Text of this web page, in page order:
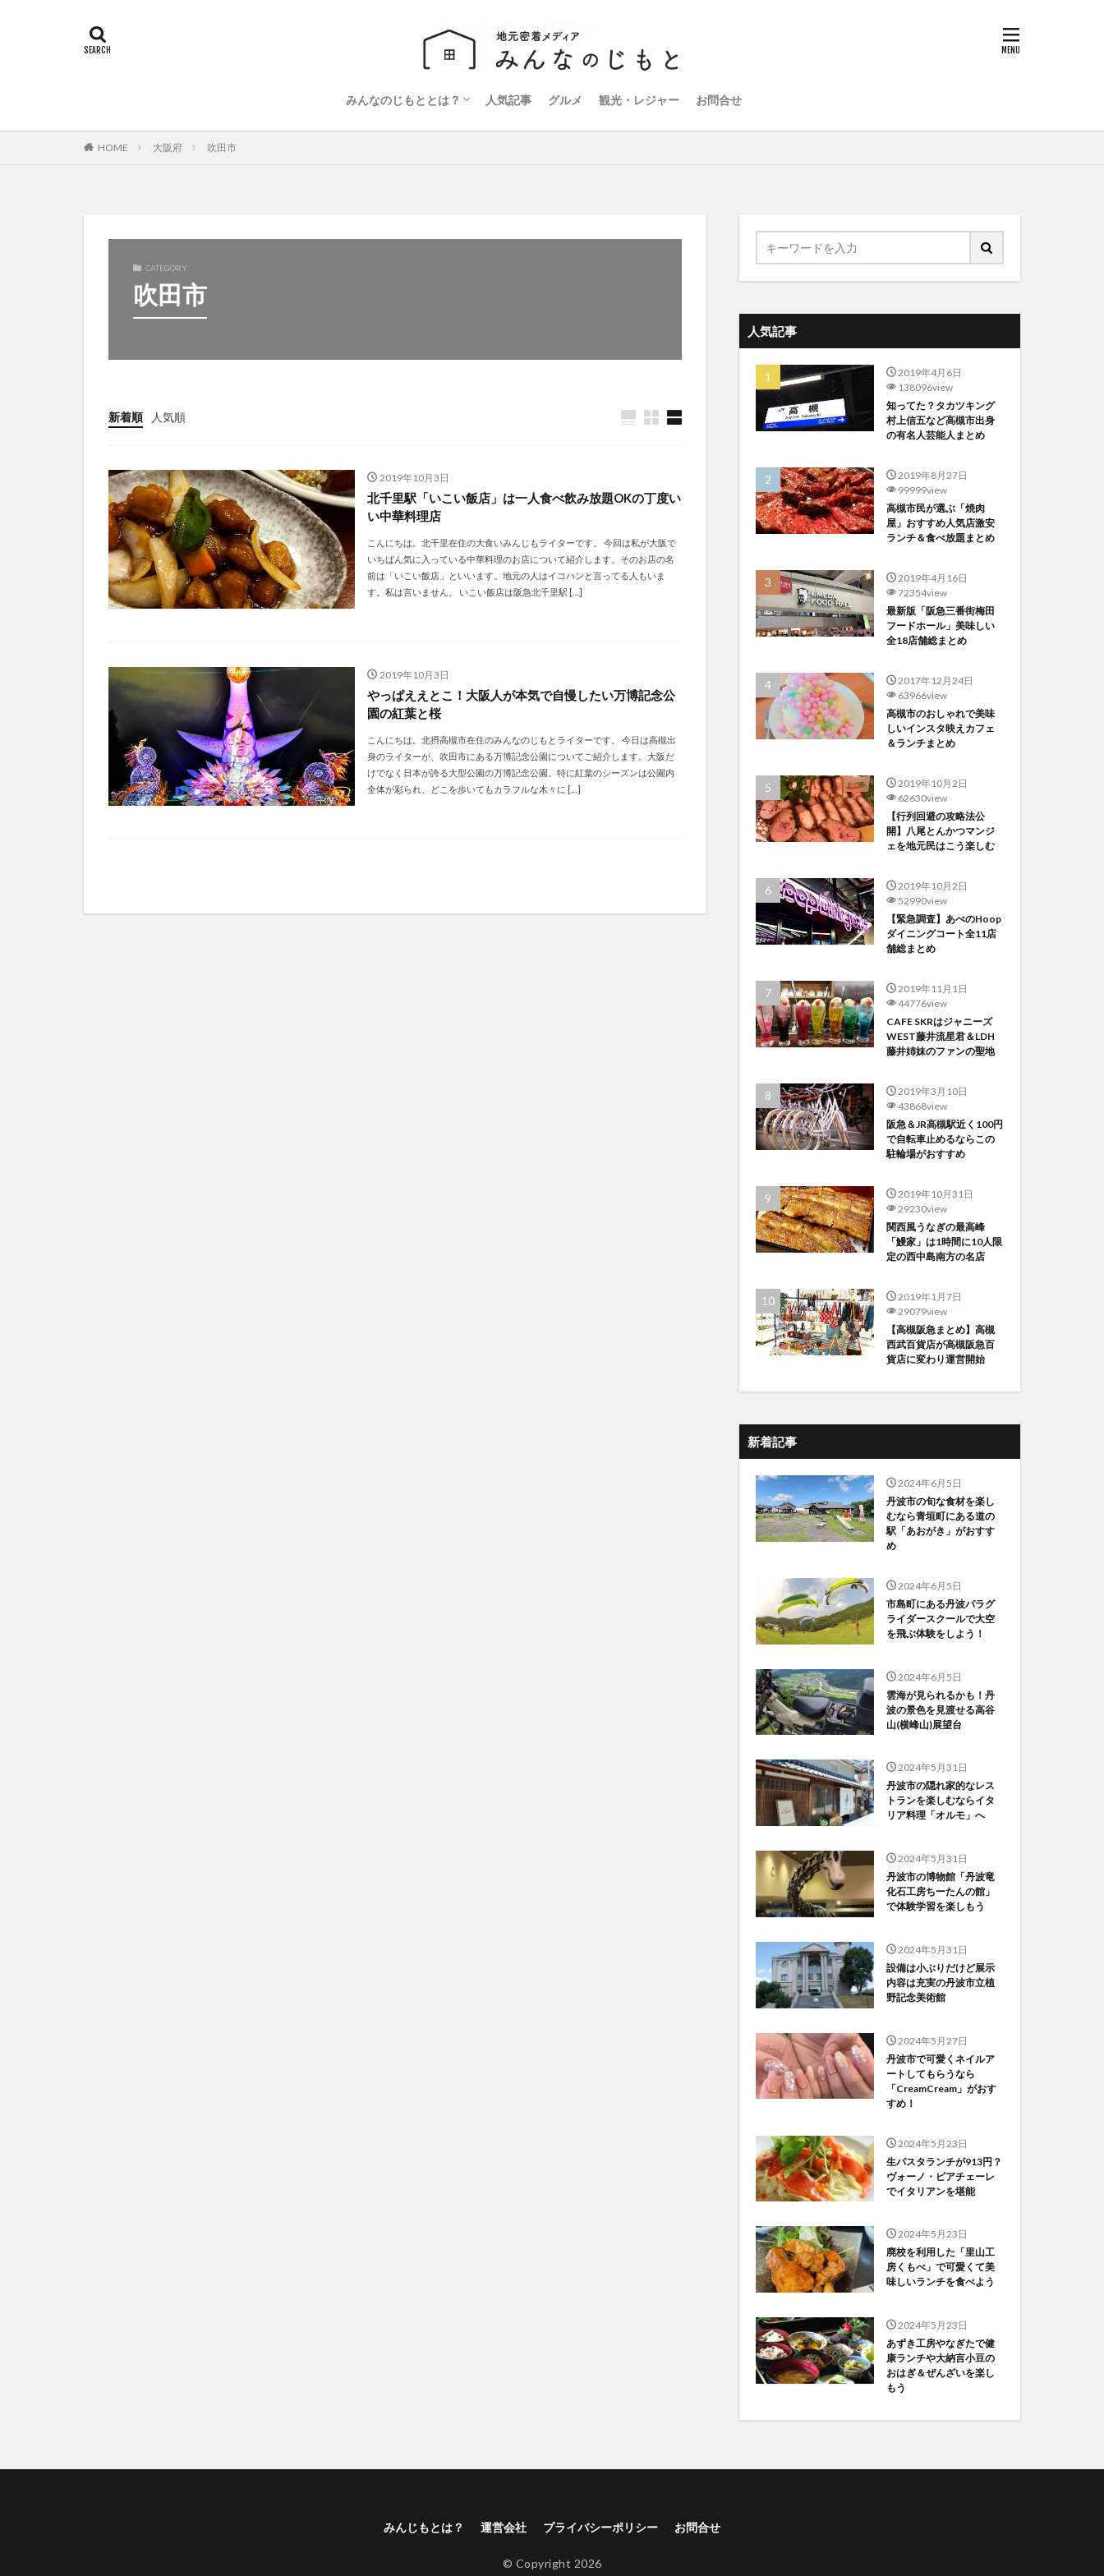
みんなのじもととは？
運営会社
プライバシーポリシー
人気記事 グルメ 観光・レジャー お問合せ
HOME 大阪府 吹田市
CATEGORY
吹田市
新着順 人気順
2019年10月3日
北千里駅「いこい飯店」は一人食べ飲み放題OKの丁度い
い中華料理店
こんにちは。北千里在住の大食いみんじもライターです。 今回は私が大阪で
いちばん気に入っている中華料理のお店について紹介します。そのお店の名
前は「いこい飯店」といいます。地元の人はイコハンと言ってる人もいま
す。私は言いません。 いこい飯店は阪急北千里駅 […]
2019年10月3日
やっぱええとこ！大阪人が本気で自慢したい万博記念公
園の紅葉と桜
こんにちは。北摂高槻市在住のみんなのじもとライターです。 今日は高槻出
身のライターが、吹田市にある万博記念公園についてご紹介します。大阪だ
けでなく日本が誇る大型公園の万博記念公園。特に紅葉のシーズンは公園内
全体が彩られ、どこを歩いてもカラフルな木々に […]
人気記事
2019年4月6日
138096view
知ってた？タカツキング
村上信五など高槻市出身
の有名人芸能人まとめ
2019年8月27日
99999view
高槻市民が選ぶ「焼肉
屋」おすすめ人気店激安
ランチ＆食べ放題まとめ
2019年4月16日
72354view
最新版「阪急三番街梅田
フードホール」美味しい
全18店舗総まとめ
2017年12月24日
63966view
高槻市のおしゃれで美味
しいインスタ映えカフェ
＆ランチまとめ
2019年10月2日
62630view
【行列回避の攻略法公
開】八尾とんかつマンジ
ェを地元民はこう楽しむ
2019年10月2日
52990view
【緊急調査】あべのHoop
ダイニングコート全11店
舗総まとめ
2019年11月1日
44776view
CAFE SKRはジャニーズ
WEST藤井流星君＆LDH
藤井姉妹のファンの聖地
2019年3月10日
43868view
阪急＆JR高槻駅近く100円
で自転車止めるならこの
駐輪場がおすすめ
2019年10月31日
29230view
関西風うなぎの最高峰
「鰻家」は1時間に10人限
定の西中島南方の名店
2019年1月7日
29079view
【高槻阪急まとめ】高槻
西武百貨店が高槻阪急百
貨店に変わり運営開始
新着記事
2024年6月5日
丹波市の旬な食材を楽し
むなら青垣町にある道の
駅「あおがき」がおすす
め
2024年6月5日
市島町にある丹波パラグ
ライダースクールで大空
を飛ぶ体験をしよう！
2024年6月5日
雲海が見られるかも！丹
波の景色を見渡せる高谷
山(横峰山)展望台
2024年5月31日
丹波市の隠れ家的なレス
トランを楽しむならイタ
リア料理「オルモ」へ
2024年5月31日
丹波市の博物館「丹波竜
化石工房ちーたんの館」
で体験学習を楽しもう
2024年5月31日
設備は小ぶりだけど展示
内容は充実の丹波市立植
野記念美術館
2024年5月27日
丹波市で可愛くネイルア
ートしてもらうなら
「CreamCream」がおす
すめ！
2024年5月23日
生パスタランチが913円？
ヴォーノ・ピアチェーレ
でイタリアンを堪能
2024年5月23日
廃校を利用した「里山工
房くもべ」で可愛くて美
味しいランチを食べよう
2024年5月23日
あずき工房やなぎたで健
康ランチや大納言小豆の
おはぎ＆ぜんざいを楽し
もう
みんじもとは？ 運営会社 プライバシーポリシー お問合せ
© Copyright 2026